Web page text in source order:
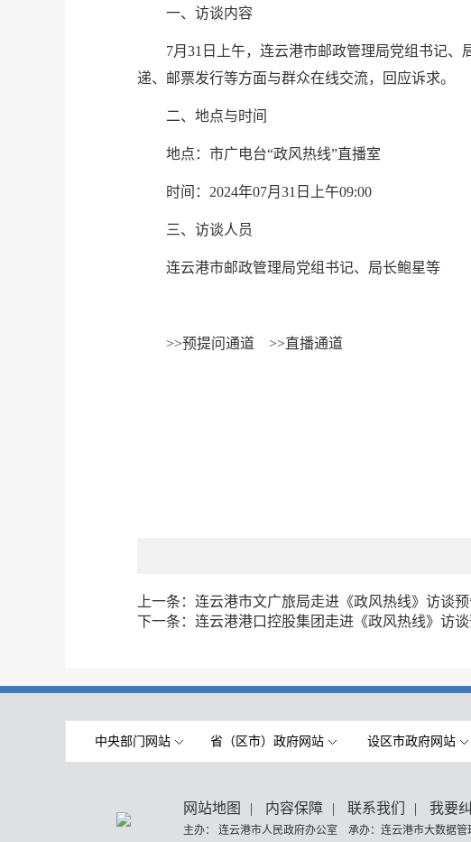
一、访谈内容
7月31日上午，连云港市邮政管理局党组书记
递、邮票发行等方面与群众在线交流，回应诉求。
二、地点与时间
地点：市广电台“政风热线”直播室
时间：2024年07月31日上午09:00
三、访谈人员
连云港市邮政管理局党组书记、局长鲍星等
>>预提问通道 >>直播通道
上一条： 连云港市文广旅局走进《政风热线》访谈预
下一条： 连云港港口控股集团走进《政风热线》访
中央部门网站 省（区市）政府网站 设区市政府网站
网站地图 | 内容保障 | 联系我们 | 我要
主办： 连云港市人民政府办公室 承办：连云港市大数据